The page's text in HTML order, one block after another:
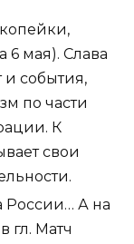
6 мая). Слава
и события,
по части
К
свои
России… А на
гл. Матч